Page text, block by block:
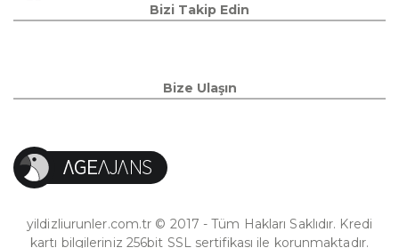
Bizi Takip Edin
Bize Ulaşın
yildizliurunler.com.tr © 2017 - Tüm Hakları Saklıdır. Kredi
kartı bilgileriniz 256bit SSL sertifikası ile korunmaktadır.